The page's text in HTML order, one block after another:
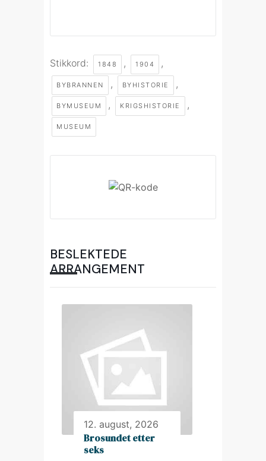
Stikkord: 1848 , 1904 ,
BYBRANNEN , BYHISTORIE ,
BYMUSEUM , KRIGSHISTORIE ,
MUSEUM
BESLEKTEDE
ARRANGEMENT
12. august, 2026
Brosundet etter
seks